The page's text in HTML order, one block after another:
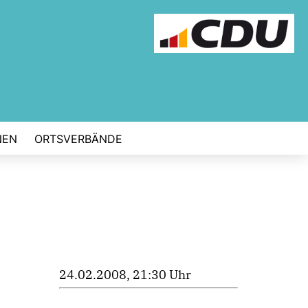
ORTSVERBÄNDE
24.02.2008, 21:30 Uhr